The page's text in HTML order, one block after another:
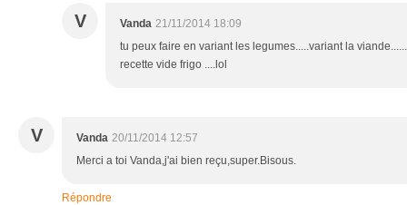
V Vanda 21/11/2014 18:09
tu peux faire en variant les legumes.....variant la
recette vide frigo ....lol
V Vanda 20/11/2014 12:57
Merci a toi Vanda,j'ai bien reçu,super.Bisous.
Répondre